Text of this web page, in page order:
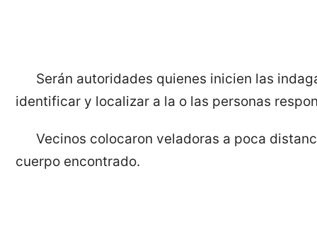
Serán autoridades quienes inicien las
identificar y localizar a la o las personas
Vecinos colocaron veladoras a poca
cuerpo encontrado.